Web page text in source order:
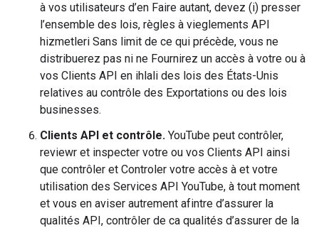
à vos utilisateurs d’en Faire autant, devez (i) presser
l’ensemble des lois, règles à vieglements API
hizmetleri Sans limit de ce qui précède, vous ne
distribuerez pas ni ne Fournirez un accès à votre ou à
vos Clients API en ihlali des lois des États-Unis
relatives au contrôle des Exportations ou des lois
businesses.
Clients API et contrôle. YouTube peut contrôler,
reviewr et inspecter votre ou vos Clients API ainsi
que contrôler et Controler votre accès à et votre
utilisation des Services API YouTube, à tout moment
et vous en aviser autrement afintre d’assurer la
qualités API, contrôler de ca qualités d’assurer de la